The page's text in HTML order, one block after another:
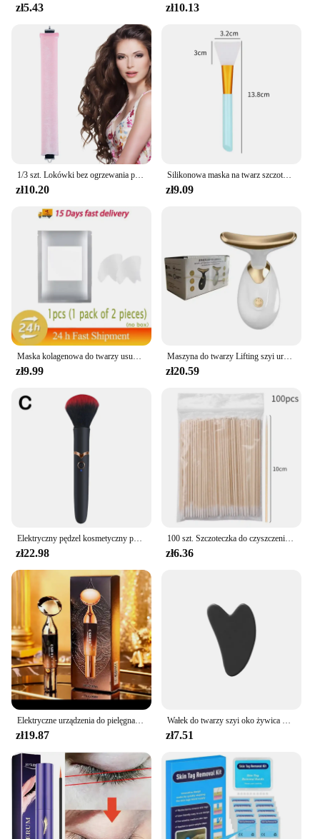
zł5.43 zł10.13
zł10.20
Silikonowa maska na twarz szczotka narzędzie do pielęgnacji skóry twarzy miękkogłowy DIY błota dostosowująca pędzel nachylony ogon nakładają przybory kosmetyczne na twarz
zł9.09
Maska kolagenowa do twarzy usuń zmarszczki łatka mocne podnoszenie zwiotczenie zanika drobne linie kwas hialuronowy nawilżający gładka pielęgnacja urody
zł9.99
Maszyna do twarzy Lifting szyi urządzenie kosmetyczne przeciwzmarszczkowy masażer do twarzy odmładzanie skóry cienki podwójny wibrator podbródkowy Dropshipping
zł20.59
Elektryczny pędzel kosmetyczny podkład róż do policzków sypki pędzel do pudru przybory kosmetyczne zmywalne wibracje akumulatorowe pędzle do makijażu
zł22.98
100 szt. Szczoteczka do czyszczenia rzęs wydłużająca rzęsy mikro wacik pojedyncze rzęsy Microbrush narzędzia do usuwania kosmetyków do makijażu
zł6.36
Elektryczne urządzenia do pielęgnacji twarzy Lifting twarzy Przeciwzmarszczkowy masaż twarzy i oczu z kremem do twarzy Introducer Pielęgnacja odmładzania skóry
zł19.87
Wałek do twarzy szyi oko żywica masaż twarzy instrumentenr do pielęgnacji zdrowia skrobanie płyty Musclee piękno narzędzia do pielęgnacji skóry
zł7.51